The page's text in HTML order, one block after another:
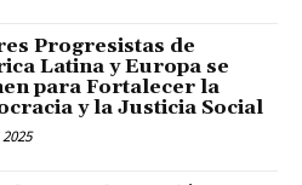
Progresistas de
Latina y Europa se
para Fortalecer la
y la Justicia Social